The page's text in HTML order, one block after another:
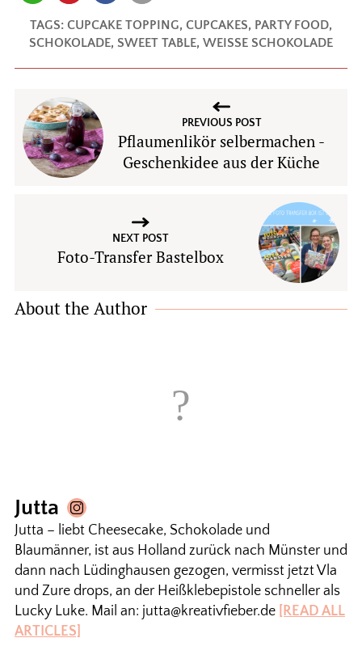
TAGS: CUPCAKE TOPPING, CUPCAKES, PARTY FOOD,
SCHOKOLADE, SWEET TABLE, WEISSE SCHOKOLADE
PREVIOUS POST
Pflaumenlikör selbermachen -
Geschenkidee aus der Küche
NEXT POST
Foto-Transfer Bastelbox
About the Author
Jutta
Jutta – liebt Cheesecake, Schokolade und
Blaumänner, ist aus Holland zurück nach Münster und
dann nach Lüdinghausen gezogen, vermisst jetzt Vla
und Zure drops, an der Heißklebepistole schneller als
Lucky Luke. Mail an: jutta@kreativfieber.de [READ ALL
ARTICLES]